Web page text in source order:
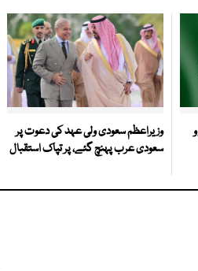
وزیراعظم سعودی ولی عہد کی دعوت پر
سعودی عرب پہنچ گئے، پر تپاک استقبال